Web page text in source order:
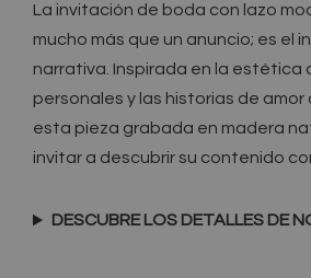
La invitación de boda con lazo
mucho más que un anuncio; es el
narrativa. Inspirada en la estética
personales y las historias de amor
esta pieza grabada en madera
invitar a descubrir su contenido
DESCUBRE LOS DETALLES DE